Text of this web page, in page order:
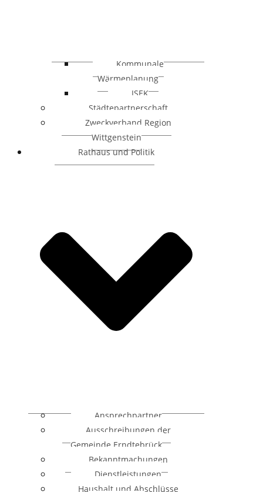
Kommunale
Wärmeplanung
ISEK
Städtepartnerschaft
Zweckverband Region
Wittgenstein
Rathaus und Politik
Ansprechpartner
Ausschreibungen der
Gemeinde Erndtebrück
Bekanntmachungen
Dienstleistungen
Haushalt und Abschlüsse